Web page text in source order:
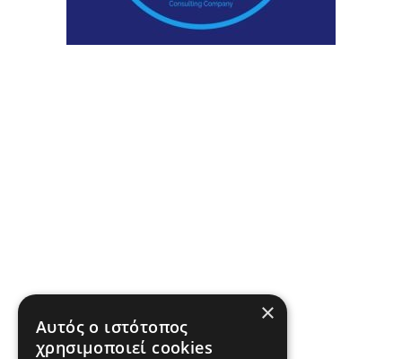
×
Αυτός ο ιστότοπος
χρησιμοποιεί cookies